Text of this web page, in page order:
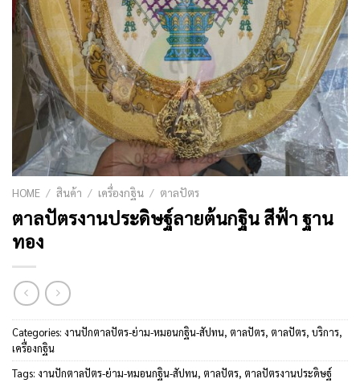
HOME / สินค้า / เครื่องกฐิน / ตาลปัตร
ตาลปัตรงานประดิษฐ์ลายต้นกฐิน สีฟ้า ฐาน
ทอง
Categories: งานปักตาลปัตร-ย่าม-หมอนกฐิน-สัปทน, ตาลปัตร, ตาลปัตร, บริการ,
เครื่องกฐิน
Tags: งานปักตาลปัตร-ย่าม-หมอนกฐิน-สัปทน, ตาลปัตร, ตาลปัตรงานประดิษฐ์